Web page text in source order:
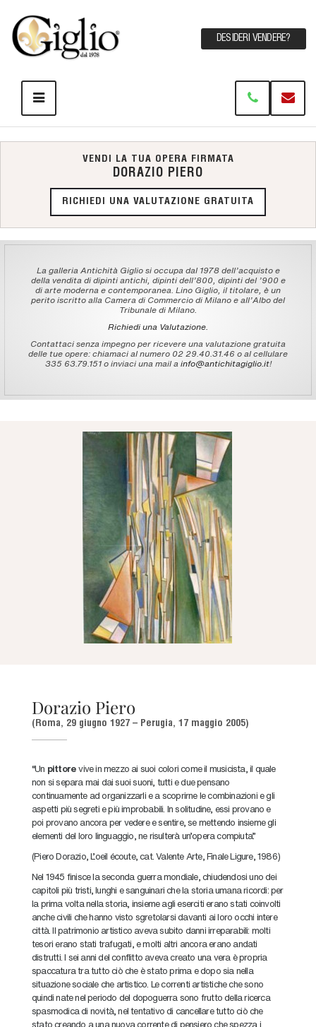
DESIDERI VENDERE?
VENDI LA TUA OPERA FIRMATA
DORAZIO PIERO
RICHIEDI UNA VALUTAZIONE GRATUITA
La galleria Antichità Giglio si occupa dal 1978 dell'acquisto e
della vendita di dipinti antichi, dipinti dell'800, dipinti del '900 e
di arte moderna e contemporanea. Lino Giglio, il titolare, è un
perito iscritto alla Camera di Commercio di Milano e all'Albo del
Tribunale di Milano.
Richiedi una Valutazione.
Contattaci senza impegno per ricevere una valutazione gratuita
delle tue opere: chiamaci al numero 02 29.40.31.46 o al cellulare
335 63.79.151 o inviaci una mail a info@antichitagiglio.it!
Dorazio Piero
(Roma, 29 giugno 1927 – Perugia, 17 maggio 2005)
“Un pittorevive in mezzo ai suoi colori come il musicista, il quale
non si separa mai dai suoi suoni, tutti e due pensano
continuamente ad organizzarli e a scoprirne le combinazioni e gli
aspetti più segreti e più improbabili. In solitudine, essi provano e
poi provano ancora per vedere e sentire, se mettendo insieme gli
elementi del loro linguaggio, ne risulterà un’opera compiuta.”
(Piero Dorazio, L’oeil écoute, cat. Valente Arte, Finale Ligure, 1986)
Nel 1945 finisce la seconda guerra mondiale, chiudendosi uno dei
capitoli più tristi, lunghi e sanguinari che la storia umana ricordi: per
la prima volta nella storia, insieme agli eserciti erano stati coinvolti
anche civili che hanno visto sgretolarsi davanti ai loro occhi intere
città. Il patrimonio artistico aveva subito danni irreparabili: molti
tesori erano stati trafugati, e molti altri ancora erano andati
distrutti. I sei anni del conflitto aveva creato una vera è propria
spaccatura tra tutto ciò che è stato prima e dopo sia nella
situazione sociale che artistico. Le correnti artistiche che sono
quindi nate nel periodo del dopoguerra sono frutto della ricerca
spasmodica di novità, nel tentativo di cancellare tutto ciò che
stato creando a una nuova corrente di pensiero che spezza i